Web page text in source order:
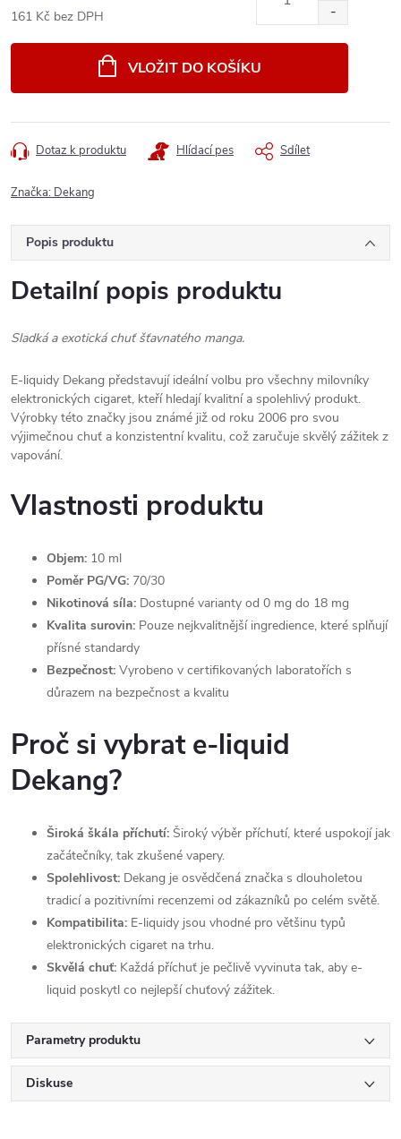
161 Kč bez DPH
VLOŽIT DO KOŠÍKU
Dotaz k produktu Hlídací pes Sdílet
Značka: Dekang
Popis produktu
Detailní popis produktu
Sladká a exotická chuť šťavnatého manga.
E-liquidy Dekang představují ideální volbu pro všechny milovníky
elektronických cigaret, kteří hledají kvalitní a spolehlivý produkt.
Výrobky této značky jsou známé již od roku 2006 pro svou
výjimečnou chuť a konzistentní kvalitu, což zaručuje skvělý zážitek z
vapování.
Vlastnosti produktu
Objem: 10 ml
Poměr PG/VG: 70/30
Nikotinová síla: Dostupné varianty od 0 mg do 18 mg
Kvalita surovin: Pouze nejkvalitnější ingredience, které splňují
přísné standardy
Bezpečnost: Vyrobeno v certifikovaných laboratořích s
důrazem na bezpečnost a kvalitu
Proč si vybrat e-liquid
Dekang?
Široká škála příchutí: Široký výběr příchutí, které uspokojí jak
začátečníky, tak zkušené vapery.
Spolehlivost: Dekang je osvědčená značka s dlouholetou
tradicí a pozitivními recenzemi od zákazníků po celém světě.
Kompatibilita: E-liquidy jsou vhodné pro většinu typů
elektronických cigaret na trhu.
Skvělá chuť: Každá příchuť je pečlivě vyvinuta tak, aby e-
liquid poskytl co nejlepší chuťový zážitek.
Parametry produktu
Diskuse